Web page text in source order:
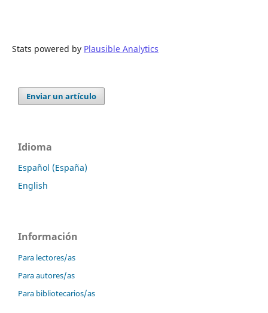
Stats powered by Plausible Analytics
Enviar un artículo
Idioma
Español (España)
English
Información
Para lectores/as
Para autores/as
Para bibliotecarios/as